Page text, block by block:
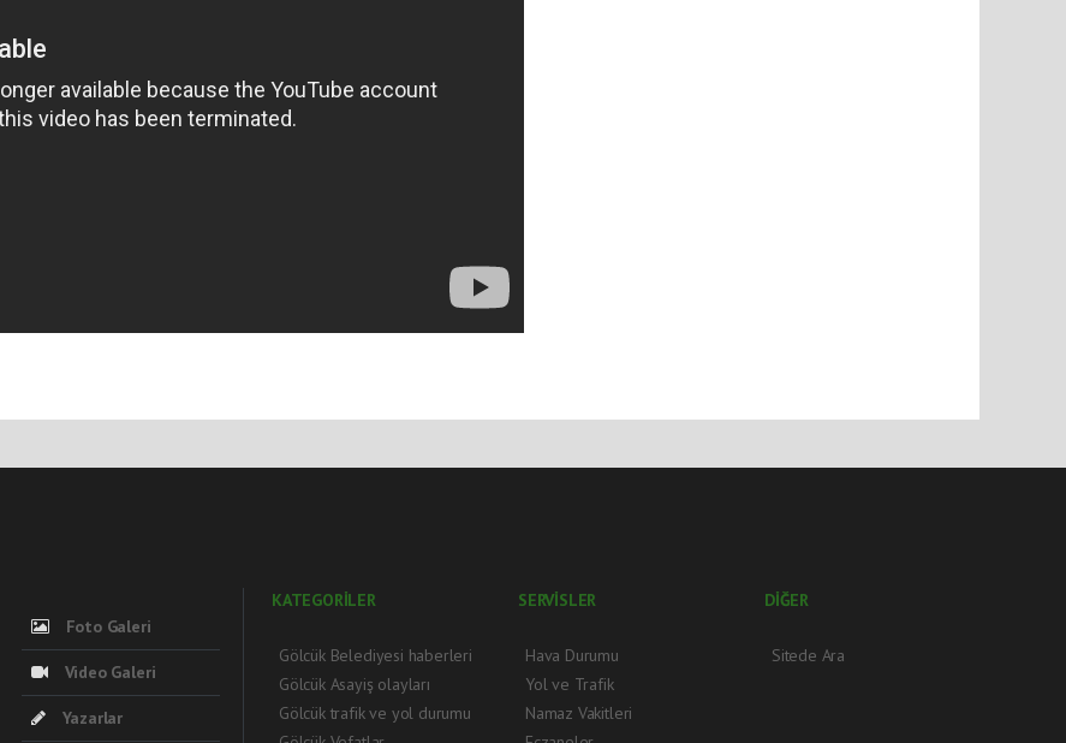
Foto Galeri
Video Galeri
Yazarlar
KATEGORİLER
Gölcük Belediyesi haberleri
Gölcük Asayiş olayları
Gölcük trafik ve yol durumu
SERVİSLER
Hava Durumu
Yol ve Trafik
Namaz Vakitleri
DİĞER
Sitede Ara